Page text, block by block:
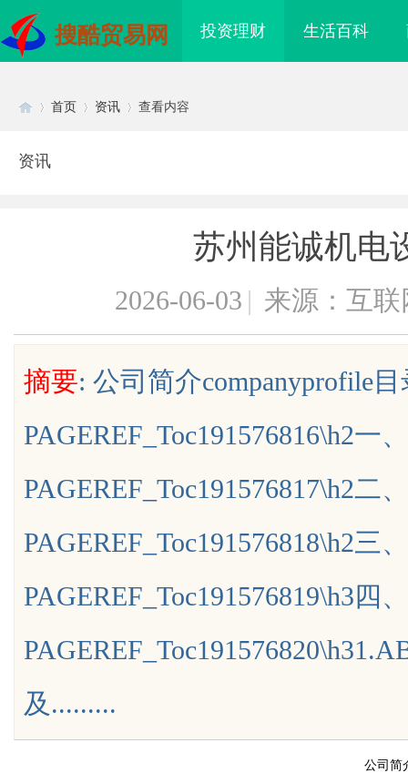
搜酷贸易网 投资理财 生活百科
uz
首页 资讯 查看内容
资讯
苏州能诚机电
2026-06-03 | 来源：互联
摘要: 公司简介companyprofile
PAGEREF_Toc191576816\h2一
PAGEREF_Toc191576817\h2二
PAGEREF_Toc191576818\h2三
PAGEREF_Toc191576819\h3四
及.........
公司简
应用前景